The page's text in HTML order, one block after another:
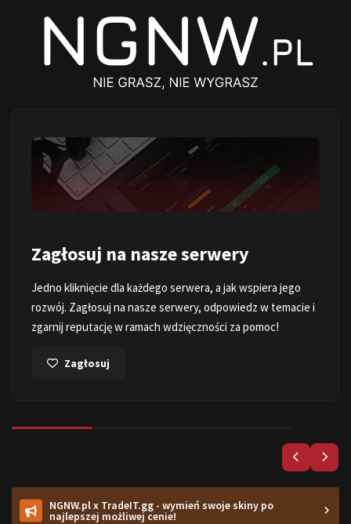
Zagłosuj na nasze serwery
Jedno kliknięcie dla każdego serwera, a jak wspiera jego
rozwój. Zagłosuj na nasze serwery, odpowiedz w temacie i
zgarnij reputację w ramach wdzięczności za pomoc!
Zagłosuj
NGNW.pl x TradeIT.gg - wymień swoje skiny po
najlepszej możliwej cenie!